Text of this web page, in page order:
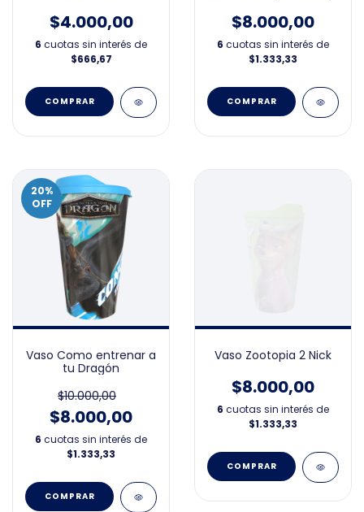
$4.000,00
6 cuotas sin interés de
$666,67
$8.000,00
6 cuotas sin interés de
$1.333,33
20%
OFF
Vaso Como entrenar a
tu Dragón
$10.000,00
$8.000,00
6 cuotas sin interés de
$1.333,33
Vaso Zootopia 2 Nick
$8.000,00
6 cuotas sin interés de
$1.333,33